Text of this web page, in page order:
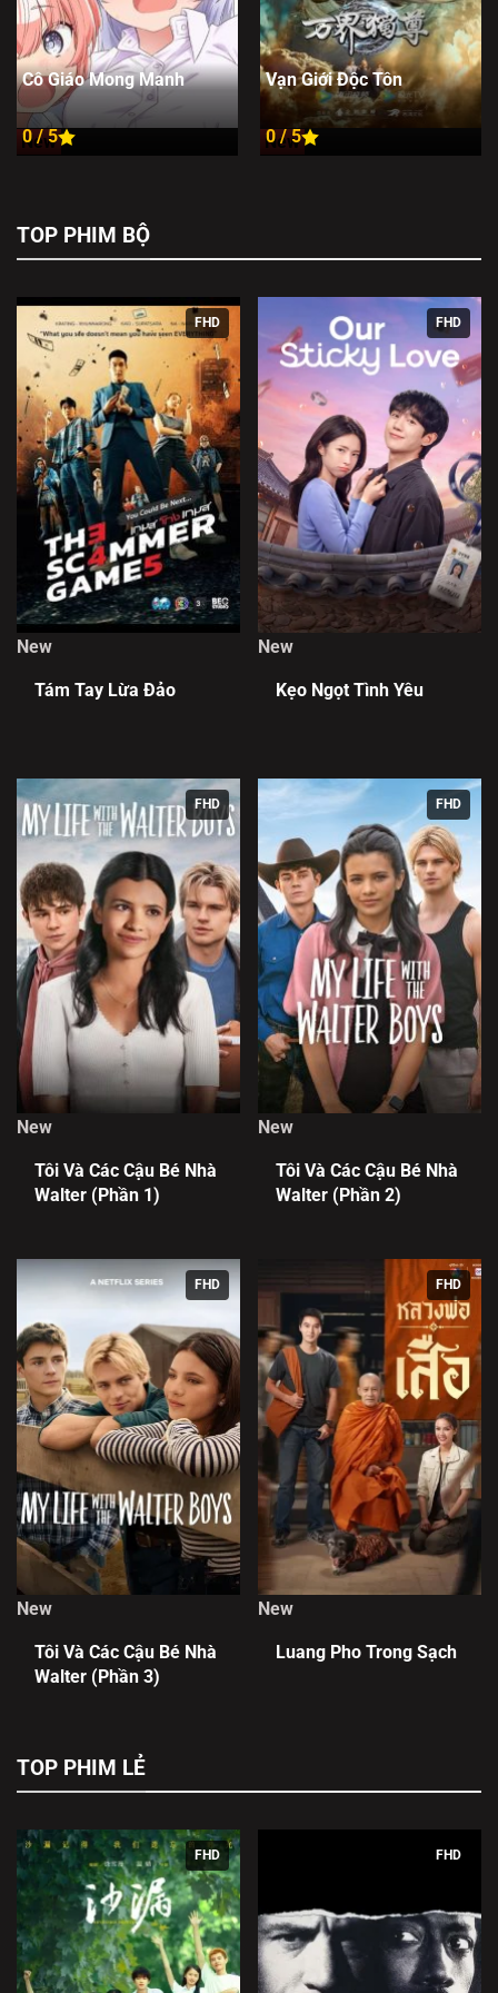
New
Cô Giáo Mong Manh
0 / 5 New
Vạn Giới Độc Tôn
0 / 5
TOP PHIM BỘ
FHD
New
Tám Tay Lừa Đảo
FHD
New
Kẹo Ngọt Tình Yêu
FHD
New
Tôi Và Các Cậu Bé Nhà
Walter (Phần 1)
FHD
New
Tôi Và Các Cậu Bé Nhà
Walter (Phần 2)
FHD
New
Tôi Và Các Cậu Bé Nhà
Walter (Phần 3)
FHD
New
Luang Pho Trong Sạch
TOP PHIM LẺ
FHD FHD